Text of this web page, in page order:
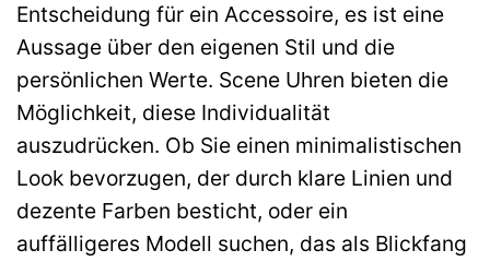
Entscheidung für ein Accessoire, es ist eine
Aussage über den eigenen Stil und die
persönlichen Werte. Scene Uhren bieten die
Möglichkeit, diese Individualität
auszudrücken. Ob Sie einen minimalistischen
Look bevorzugen, der durch klare Linien und
dezente Farben besticht, oder ein
auffälligeres Modell suchen, das als Blickfang